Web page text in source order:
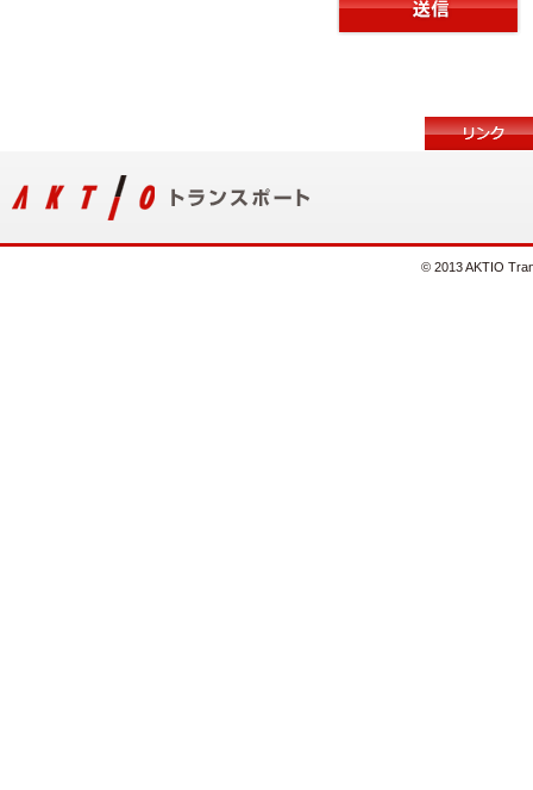
© 2013 AKTIO